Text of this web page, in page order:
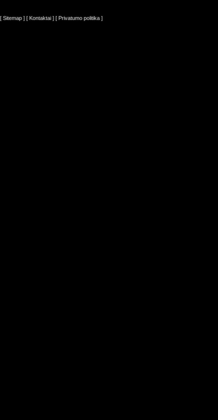
[ Sitemap ] [ Kontaktai ] [ Privatumo politika ]